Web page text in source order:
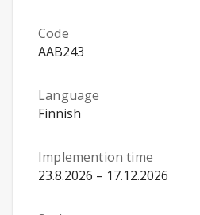
Code
AAB243
Language
Finnish
Implemention time
23.8.2026 – 17.12.2026